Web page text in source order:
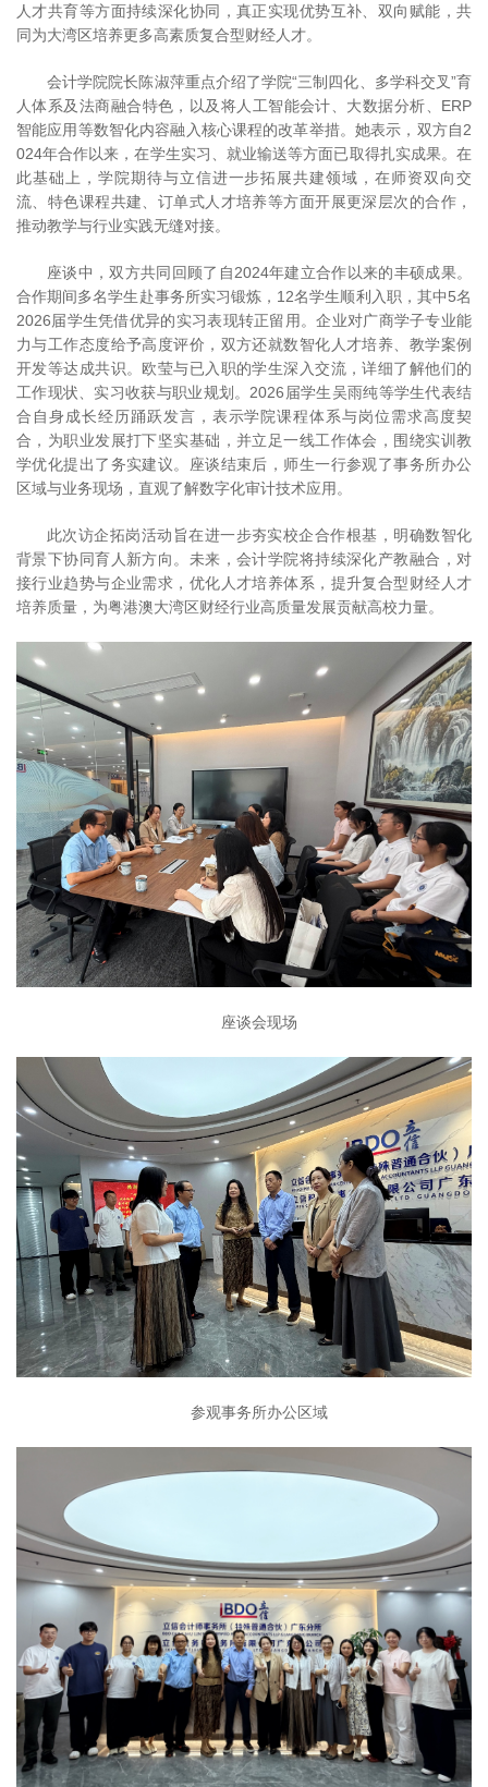
人才共育等方面持续深化协同，真正实现优势互补、双向赋能，共
同为大湾区培养更多高素质复合型财经人才。
会计学院院长陈淑萍重点介绍了学院“三制四化、多学科交叉”育
人体系及法商融合特色，以及将人工智能会计、大数据分析、ERP
智能应用等数智化内容融入核心课程的改革举措。她表示，双方自2
024年合作以来，在学生实习、就业输送等方面已取得扎实成果。在
此基础上，学院期待与立信进一步拓展共建领域，在师资双向交
流、特色课程共建、订单式人才培养等方面开展更深层次的合作，
推动教学与行业实践无缝对接。
座谈中，双方共同回顾了自2024年建立合作以来的丰硕成果。
合作期间多名学生赴事务所实习锻炼，12名学生顺利入职，其中5名
2026届学生凭借优异的实习表现转正留用。企业对广商学子专业能
力与工作态度给予高度评价，双方还就数智化人才培养、教学案例
开发等达成共识。欧莹与已入职的学生深入交流，详细了解他们的
工作现状、实习收获与职业规划。2026届学生吴雨纯等学生代表结
合自身成长经历踊跃发言，表示学院课程体系与岗位需求高度契
合，为职业发展打下坚实基础，并立足一线工作体会，围绕实训教
学优化提出了务实建议。座谈结束后，师生一行参观了事务所办公
区域与业务现场，直观了解数字化审计技术应用。
此次访企拓岗活动旨在进一步夯实校企合作根基，明确数智化
背景下协同育人新方向。未来，会计学院将持续深化产教融合，对
接行业趋势与企业需求，优化人才培养体系，提升复合型财经人才
培养质量，为粤港澳大湾区财经行业高质量发展贡献高校力量。
座谈会现场
参观事务所办公区域